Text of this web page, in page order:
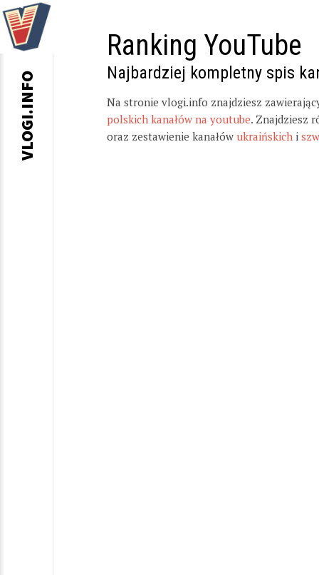
Ranking YouTube
Najbardziej kompletny spis
Na stronie vlogi.info znajdziesz
polskich kanałów na youtube. Znajdziesz
oraz zestawienie kanałów ukraińskich i
VLOGI.INFO